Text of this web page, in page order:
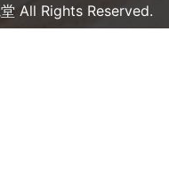
All Rights Reserved.